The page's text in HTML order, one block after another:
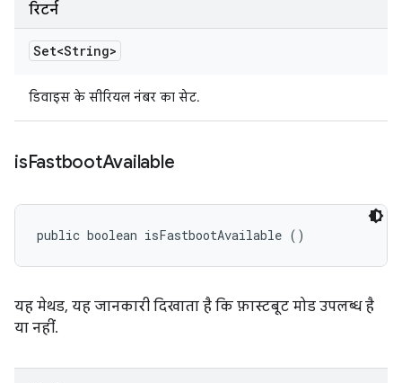
रिटर्न
Set<String>
डिवाइस के सीरियल नंबर का सेट.
isFastbootAvailable
public boolean isFastbootAvailable ()
यह मेथड, यह जानकारी दिखाता है कि फ़ास्टबूट मोड उपलब्ध है
या नहीं.